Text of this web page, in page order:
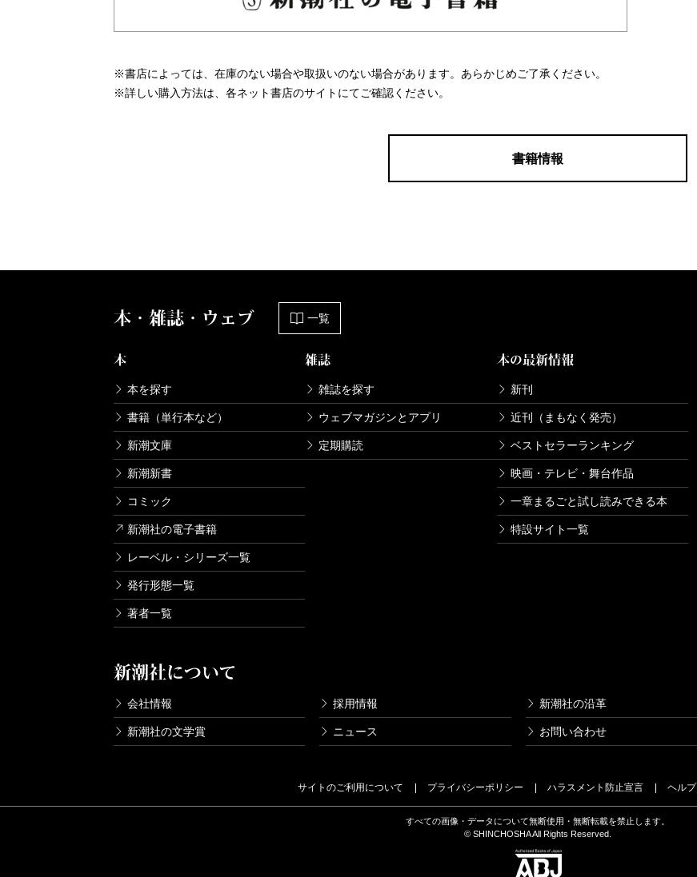
※書店によっては、在庫のない場合や取扱いのない場合があります。あらかじめご了承ください。
※詳しい購入方法は、各ネット書店のサイトにてご確認ください。
書籍情報
本・雑誌・ウェブ 一覧
本
本を探す
書籍（単行本など）
新潮文庫
新潮新書
コミック
新潮社の電子書籍
レーベル・シリーズ一覧
発行形態一覧
著者一覧
雑誌
雑誌を探す
ウェブマガジンとアプリ
定期購読
本の最新情報
新刊
近刊（まもなく発売）
ベストセラーランキング
映画・テレビ・舞台作品
一章まるごと試し読みできる本
特設サイト一覧
新潮社について
会社情報 採用情報 新潮社の沿革
新潮社の文学賞 ニュース お問い合わせ
サイトのご利用について プライバシーポリシー ハラスメント防止宣言 ヘルプ
すべての画像・データについて無断使用・無断転載を禁止します。
© SHINCHOSHA All Rights Reserved.